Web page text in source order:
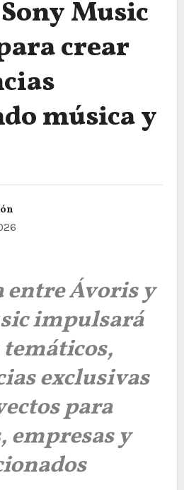
Music
crear
música y
entre Ávoris y
impulsará
exclusivas
para
empresas y